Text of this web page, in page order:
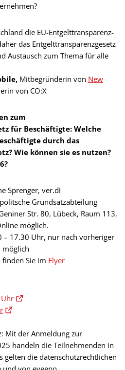
die EU-Entgelttransparenz-
das Entgelttransparenzgesetz
Austausch zum Thema für alle
Mitbegründerin von New
von CO:X
zum
für Beschäftigte:Welche
durch das
Wie können sie es nutzen?
Sprenger, ver.di
Grundsatzabteilung
Str. 80, Lübeck, Raum 113,
möglich.
– 17.30 Uhr, nur nach vorheriger
möglich
finden Sie im Flyer
Mit der Anmeldung zur
handeln die Teilnehmenden in
gelten die datenschutzrechtlichen